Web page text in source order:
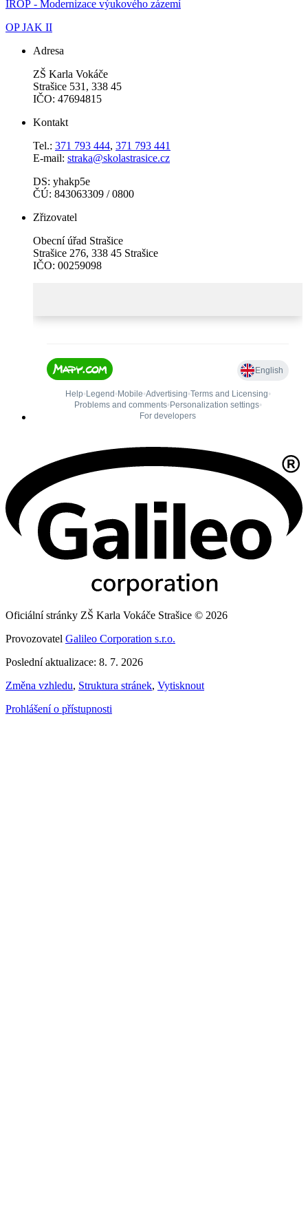
IROP - Modernizace výukového zázemí
OP JAK II
Adresa
ZŠ Karla Vokáče
Strašice 531, 338 45
IČO: 47694815
Kontakt
Tel.: 371 793 444, 371 793 441
E-mail: straka@skolastrasice.cz
DS: yhakp5e
ČÚ: 843063309 / 0800
Zřizovatel
Obecní úřad Strašice
Strašice 276, 338 45 Strašice
IČO: 00259098
Oficiální stránky ZŠ Karla Vokáče Strašice © 2026
Provozovatel Galileo Corporation s.r.o.
Poslední aktualizace: 8. 7. 2026
Změna vzhledu, Struktura stránek, Vytisknout
Prohlášení o přístupnosti